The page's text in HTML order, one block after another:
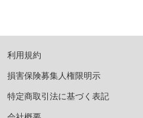
利用規約
損害保険募集人権限明示
特定商取引法に基づく表記